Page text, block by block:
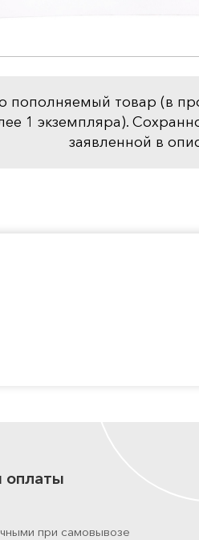
пополняемый товар (в
1 экземпляра).
заявленной в
оплаты
при самовывозе